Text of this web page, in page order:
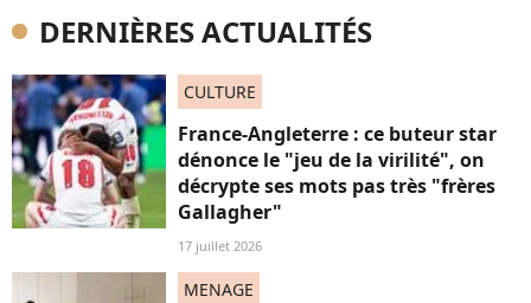
DERNIÈRES ACTUALITÉS
CULTURE
France-Angleterre : ce buteur star
dénonce le "jeu de la virilité", on
décrypte ses mots pas très "frères
Gallagher"
17 juillet 2026
MENAGE